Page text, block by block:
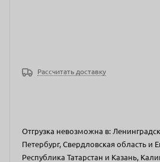
Рассчитать доставку
Отгрузка невозможна в:
Петербург, Свердловская область и
Республика Татарстан и Казань,